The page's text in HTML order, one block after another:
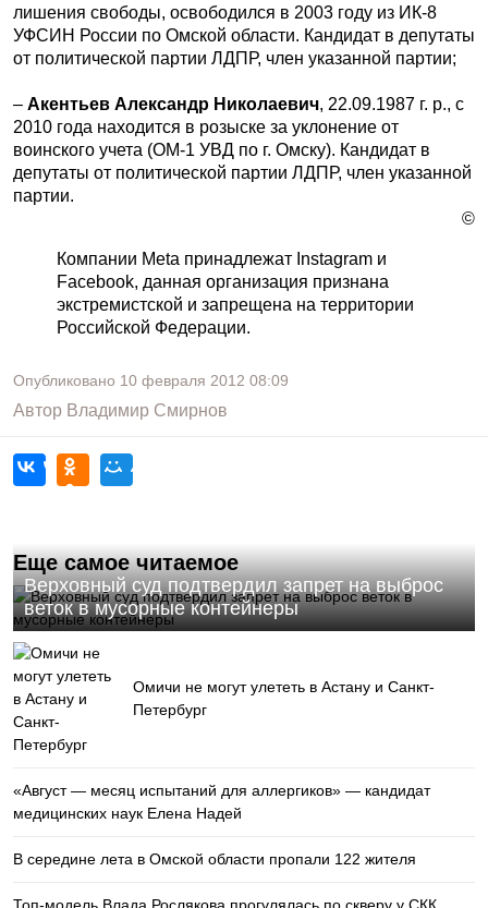
лишения свободы, освободился в 2003 году из ИК-8
УФСИН России по Омской области. Кандидат в депутаты
от политической партии ЛДПР, член указанной партии;
– Акентьев Александр Николаевич, 22.09.1987 г. р., с
2010 года находится в розыске за уклонение от
воинского учета (ОМ-1 УВД по г. Омску). Кандидат в
депутаты от политической партии ЛДПР, член указанной
партии.
©
Компании Meta принадлежат Instagram и
Facebook, данная организация признана
экстремистской и запрещена на территории
Российской Федерации.
Опубликовано 10 февраля 2012 08:09
Автор Владимир Смирнов
Еще самое читаемое
Верховный суд подтвердил запрет на выброс
веток в мусорные контейнеры
Омичи не могут улететь в Астану и Санкт-
Петербург
«Август — месяц испытаний для аллергиков» — кандидат
медицинских наук Елена Надей
В середине лета в Омской области пропали 122 жителя